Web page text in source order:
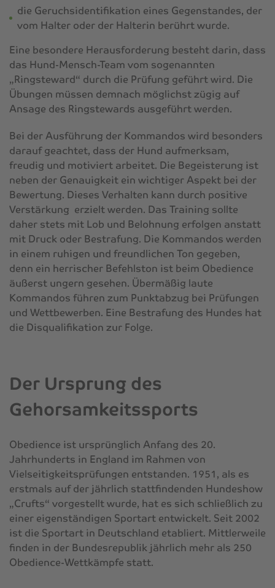
die Geruchsidentifikation eines Gegenstandes, der
vom Halter oder der Halterin berührt wurde.
Eine besondere Herausforderung besteht darin, dass
das Hund-Mensch-Team vom sogenannten
„Ringsteward“ durch die Prüfung geführt wird. Die
Übungen müssen demnach möglichst zügig auf
Ansage des Ringstewards ausgeführt werden.
Bei der Ausführung der Kommandos wird besonders
darauf geachtet, dass der Hund aufmerksam,
freudig und motiviert arbeitet. Die Begeisterung ist
neben der Genauigkeit ein wichtiger Aspekt bei der
Bewertung. Dieses Verhalten kann durch positive
Verstärkung erzielt werden. Das Training sollte
daher stets mit Lob und Belohnung erfolgen anstatt
mit Druck oder Bestrafung. Die Kommandos werden
in einem ruhigen und freundlichen Ton gegeben,
denn ein herrischer Befehlston ist beim Obedience
äußerst ungern gesehen. Übermäßig laute
Kommandos führen zum Punktabzug bei Prüfungen
und Wettbewerben. Eine Bestrafung des Hundes hat
die Disqualifikation zur Folge.
Der Ursprung des
Gehorsamkeitssports
Obedience ist ursprünglich Anfang des 20.
Jahrhunderts in England im Rahmen von
Vielseitigkeitsprüfungen entstanden. 1951, als es
erstmals auf der jährlich stattfindenden Hundeshow
„Crufts“ vorgestellt wurde, hat es sich schließlich zu
einer eigenständigen Sportart entwickelt. Seit 2002
ist die Sportart in Deutschland etabliert. Mittlerweile
finden in der Bundesrepublik jährlich mehr als 250
Obedience-Wettkämpfe statt.